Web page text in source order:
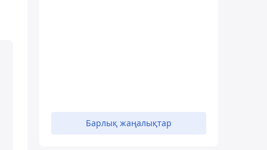
Барлық жаңалықтар